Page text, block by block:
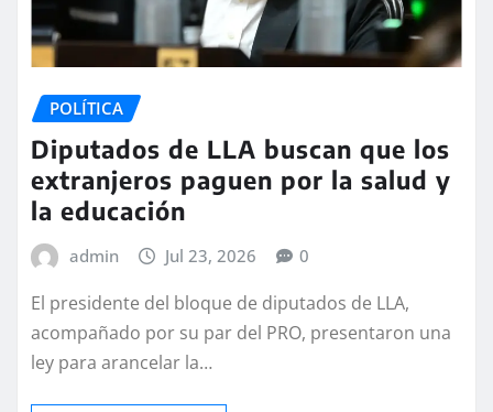
POLÍTICA
Diputados de LLA buscan que los
extranjeros paguen por la salud y
la educación
admin Jul 23, 2026 0
El presidente del bloque de diputados de LLA,
acompañado por su par del PRO, presentaron una
ley para arancelar la…